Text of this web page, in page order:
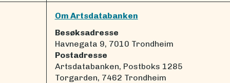
Om Artsdatabanken
Besøksadresse
Havnegata 9, 7010 Trondheim
Postadresse
Artsdatabanken, Postboks 1285
Torgarden, 7462 Trondheim